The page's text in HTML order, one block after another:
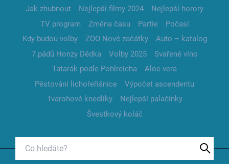
Jak zhubnout Nejlepší filmy 2024
Nejlepší horory
TV program
Změna času Partie
Počasí
Kdy budou volby
ZOO Nové začátky
Auto – katalog
7 pádů Honzy Dědka
Volby 2025
Svařené víno
Tatarák podle Pohlreicha
Aloe vera
Pěstování lichořeřišnice
Výpočet ascendentu
Tvarohové knedlíky
Nejlepší palačinky
Švestkový koláč